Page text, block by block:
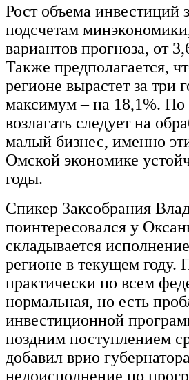
Рост объема инвестиций
подсчетам
вариантов прогноза, от
Также предполагается,
регионе вырастет за
максимум – на 18,1%.
возлагать следует на
малый бизнес, именно
Омской экономике
годы.
Спикер Заксобрания
поинтересовался у
складывается
регионе в текущем
практически по всем
нормальная, но есть
инвестиционной
поздним поступлением
добавил врио
недоисполнение по